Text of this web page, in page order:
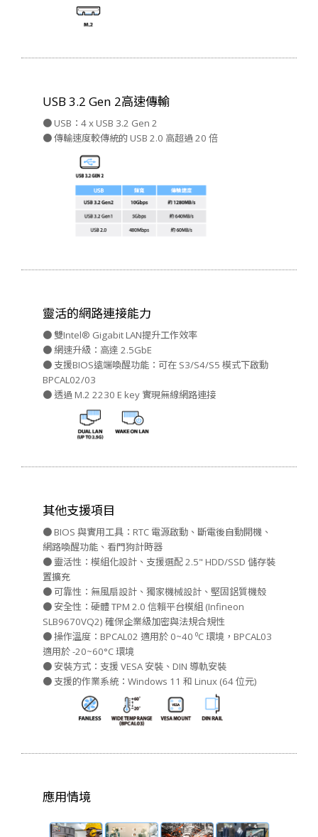
USB 3.2 Gen 2高速傳輸
● USB：4 x USB 3.2 Gen 2
● 傳輸速度較傳統的 USB 2.0 高超過 20 倍
靈活的網路連接能力
● 雙Intel® Gigabit LAN提升工作效率
● 網速升級：高達 2.5GbE
● 支援BIOS遠端喚醒功能：可在 S3/S4/S5 模式下啟動
BPCAL02/03
● 透過 M.2 2230 E key 實現無線網路連接
其他支援項目
● BIOS 與實用工具：RTC 電源啟動、斷電後自動開機、
網路喚醒功能、看門狗計時器
● 靈活性：模組化設計、支援選配 2.5" HDD/SSD 儲存裝
置擴充
● 可靠性：無風扇設計、獨家機械設計、堅固鋁質機殼
● 安全性：硬體 TPM 2.0 信賴平台模組 (Infineon
SLB9670VQ2) 確保企業級加密與法規合規性
● 操作溫度：BPCAL02 適用於 0~40 ⁰C 環境，BPCAL03
適用於 -20~60°C 環境
● 安裝方式：支援 VESA 安裝、DIN 導軌安裝
● 支援的作業系統：Windows 11 和 Linux (64 位元)
應用情境